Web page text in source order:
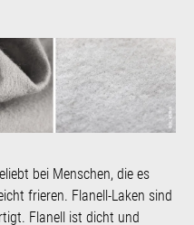
bei Menschen, die es
frieren. Flanell-Laken sind
Flanell ist dicht und